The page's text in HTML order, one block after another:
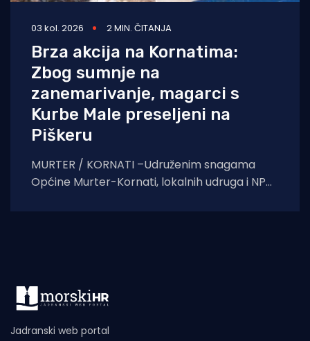
03 kol. 2026 2 MIN. ČITANJA
Brza akcija na Kornatima:
Zbog sumnje na
zanemarivanje, magarci s
Kurbe Male preseljeni na
Piškeru
MURTER / KORNATI –Udruženim snagama
Općine Murter-Kornati, lokalnih udruga i NP
Jadranski web portal